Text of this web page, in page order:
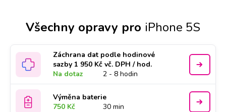
Všechny opravy pro iPhone 5S
Záchrana dat podle hodinové
sazby 1 950 Kč vč. DPH / hod.
Na dotaz
2 - 8 hodin
Výměna baterie
750 Kč
30 min